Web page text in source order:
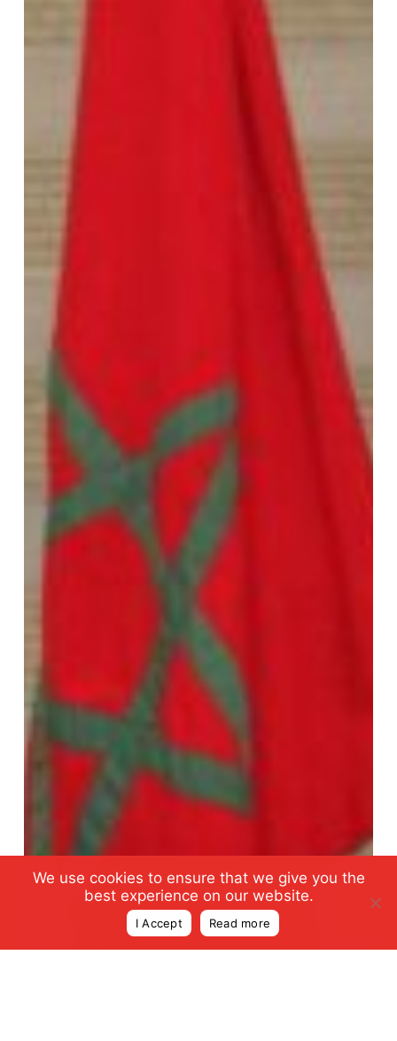
We use cookies to ensure that we give you the
best experience on our website.
I Accept Read more